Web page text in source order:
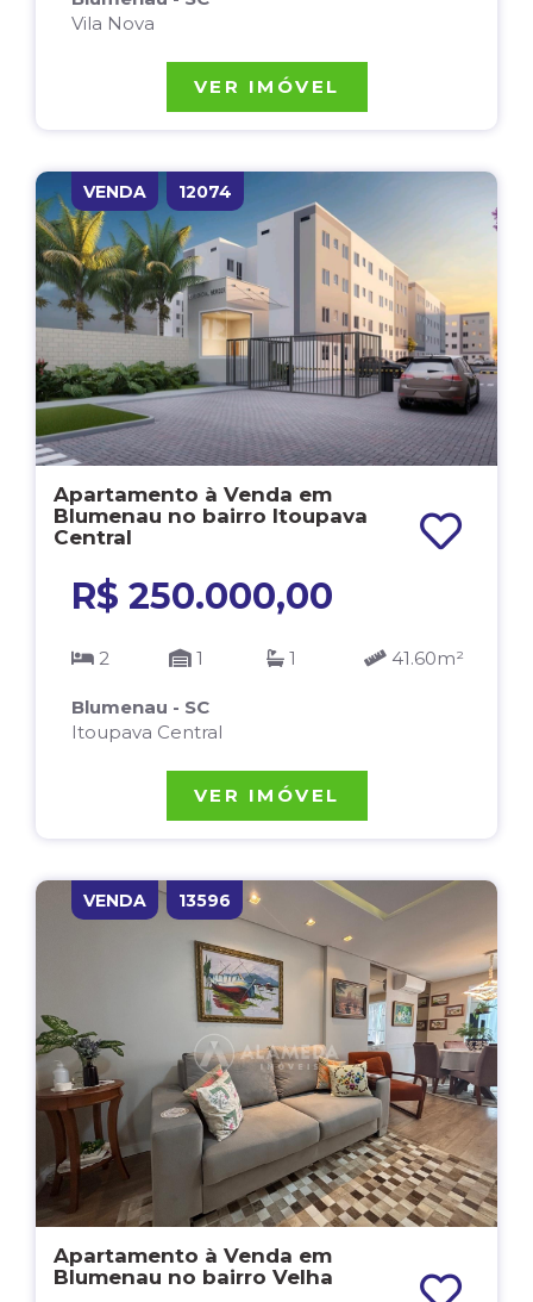
Vila Nova
VER IMÓVEL
VENDA 12074
Apartamento à Venda em
Blumenau no bairro Itoupava
Central
R$ 250.000,00
2 1 1 41.60m²
Blumenau - SC
Itoupava Central
VER IMÓVEL
VENDA 13596
Apartamento à Venda em
Blumenau no bairro Velha